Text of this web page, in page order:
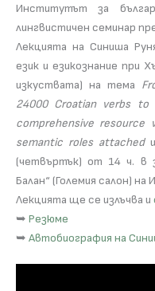
Институтът за
лингвистичен семинар
Лекцията на Синиша
език и езикознание при
изкуствата) на тема
24000 Croatian verbs
comprehensive resource
semantic roles attached
(четвъртък) от 14 ч. в
Балан“ (Големия салон)
Лекцията ще се излъчва и
➥ Резюме
➥ Автобиография на